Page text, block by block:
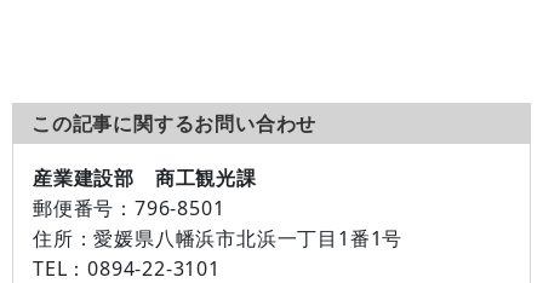
この記事に関するお問い合わせ
産業建設部 商工観光課
郵便番号： 796-8501
住所：愛媛県八幡浜市北浜一丁目1番1号
TEL：0894-22-3101